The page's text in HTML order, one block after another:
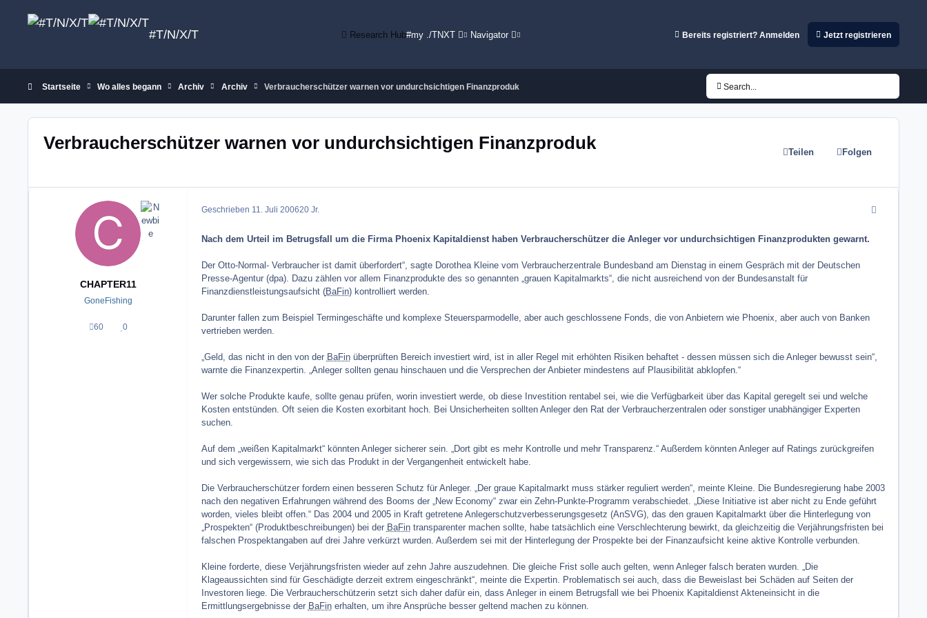
#T/N/X/T Research Hub#my ./TNXT Navigator Bereits registriert? Anmelden Jetzt registrieren
Startseite Wo alles begann Archiv Archiv Verbraucherschützer warnen vor undurchsichtigen Finanzproduk Search...
Verbraucherschützer warnen vor undurchsichtigen Finanzproduk Teilen Folgen
CHAPTER11
GoneFishing
60
Beiträge
0
Reputation
Geschrieben 11. Juli 200620 Jr. comment_1255
Nach dem Urteil im Betrugsfall um die Firma Phoenix Kapitaldienst haben Verbraucherschützer die Anleger vor undurchsichtigen Finanzprodukten gewarnt.
Der Otto-Normal- Verbraucher ist damit überfordert“, sagte Dorothea Kleine vom Verbraucherzentrale Bundesband am Dienstag in einem Gespräch mit der Deutschen
Presse-Agentur (dpa). Dazu zählen vor allem Finanzprodukte des so genannten „grauen Kapitalmarkts“, die nicht ausreichend von der Bundesanstalt für
Finanzdienstleistungsaufsicht (BaFin) kontrolliert werden.
Darunter fallen zum Beispiel Termingeschäfte und komplexe Steuersparmodelle, aber auch geschlossene Fonds, die von Anbietern wie Phoenix, aber auch von Banken
vertrieben werden.
„Geld, das nicht in den von der BaFinüberprüften Bereich investiert wird, ist in aller Regel mit erhöhten Risiken behaftet - dessen müssen sich die Anleger bewusst sein“,
warnte die Finanzexpertin. „Anleger sollten genau hinschauen und die Versprechen der Anbieter mindestens auf Plausibilität abklopfen.“
Wer solche Produkte kaufe, sollte genau prüfen, worin investiert werde, ob diese Investition rentabel sei, wie die Verfügbarkeit über das Kapital geregelt sei und welche
Kosten entstünden. Oft seien die Kosten exorbitant hoch. Bei Unsicherheiten sollten Anleger den Rat der Verbraucherzentralen oder sonstiger unabhängiger Experten
suchen.
Auf dem „weißen Kapitalmarkt“ könnten Anleger sicherer sein. „Dort gibt es mehr Kontrolle und mehr Transparenz.“ Außerdem könnten Anleger auf Ratings zurückgreifen
und sich vergewissern, wie sich das Produkt in der Vergangenheit entwickelt habe.
Die Verbraucherschützer fordern einen besseren Schutz für Anleger. „Der graue Kapitalmarkt muss stärker reguliert werden“, meinte Kleine. Die Bundesregierung habe 2003
nach den negativen Erfahrungen während des Booms der „New Economy“ zwar ein Zehn-Punkte-Programm verabschiedet. „Diese Initiative ist aber nicht zu Ende geführt
worden, vieles bleibt offen.“ Das 2004 und 2005 in Kraft getretene Anlegerschutzverbesserungsgesetz (AnSVG), das den grauen Kapitalmarkt über die Hinterlegung von
„Prospekten“ (Produktbeschreibungen) bei der BaFintransparenter machen sollte, habe tatsächlich eine Verschlechterung bewirkt, da gleichzeitig die Verjährungsfristen bei
falschen Prospektangaben auf drei Jahre verkürzt wurden. Außerdem sei mit der Hinterlegung der Prospekte bei der Finanzaufsicht keine aktive Kontrolle verbunden.
Kleine forderte, diese Verjährungsfristen wieder auf zehn Jahre auszudehnen. Die gleiche Frist solle auch gelten, wenn Anleger falsch beraten wurden. „Die
Klageaussichten sind für Geschädigte derzeit extrem eingeschränkt“, meinte die Expertin. Problematisch sei auch, dass die Beweislast bei Schäden auf Seiten der
Investoren liege. Die Verbraucherschützerin setzt sich daher dafür ein, dass Anleger in einem Betrugsfall wie bei Phoenix Kapitaldienst Akteneinsicht in die
Ermittlungsergebnisse der BaFinerhalten, um ihre Ansprüche besser geltend machen zu können.